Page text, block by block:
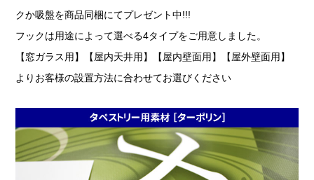
クか吸盤を商品同梱にてプレゼント中!!!
フックは用途によって選べる4タイプをご用意しました。
【窓ガラス用】【屋内天井用】【屋内壁面用】【屋外壁面用】
よりお客様の設置方法に合わせてお選びください